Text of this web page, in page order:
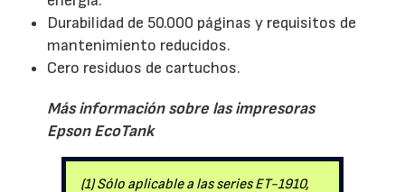
Durabilidad de 50.000 páginas y requisitos de
mantenimiento reducidos.
Cero residuos de cartuchos.
Más información sobre las impresoras
Epson EcoTank
(1) Sólo aplicable a las series ET-1910,